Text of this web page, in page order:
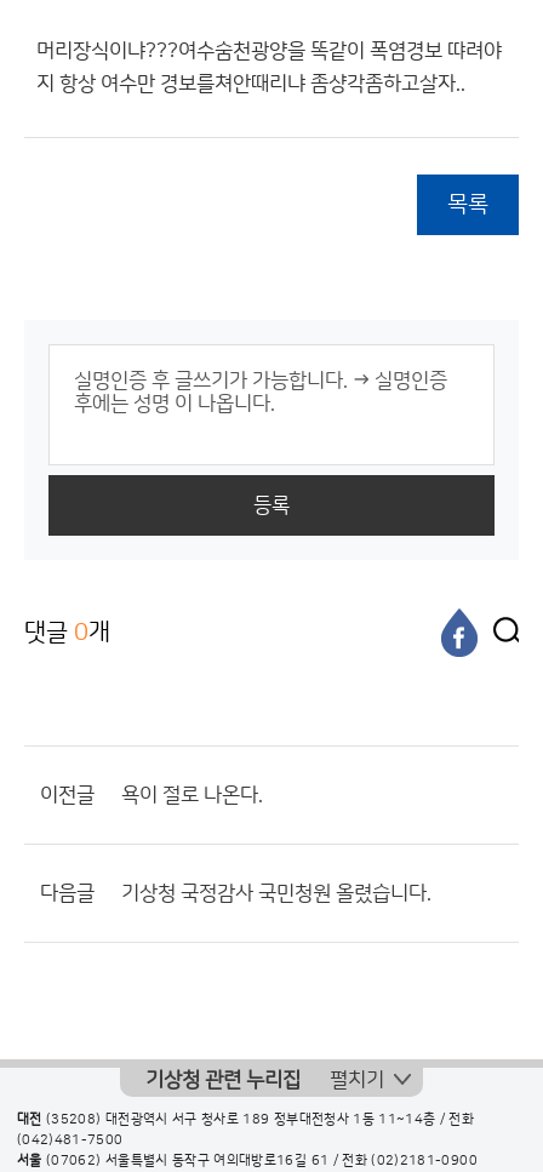
머리장식이냐???여수숨천광양을 똑같이 폭염경보 땨려야
지 항상 여수만 경보를쳐안때리냐 좀샹각좀하고살자..
목록
등록
댓글 0개
이전글 욕이 절로 나온다.
다음글 기상청 국정감사 국민청원 올렸습니다.
기상청 관련 누리집 펼치기
대전 (35208) 대전광역시 서구 청사로 189 정부대전청사 1동 11~14층 / 전화
(042)481-7500
서울 (07062) 서울특별시 동작구 여의대방로16길 61 / 전화(02)2181-0900